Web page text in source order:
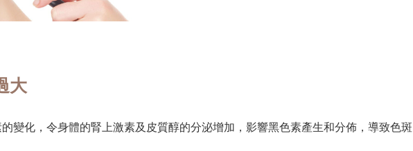
大
變化，令身體的腎上激素及皮質醇的分泌增加，影響黑色素產生和分佈，導致色斑